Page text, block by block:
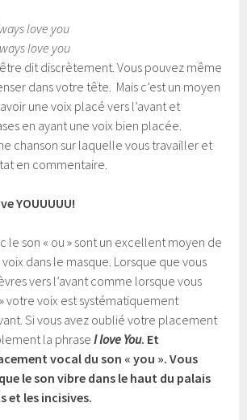
love you
love you
dit discrètement. Vous pouvez même
dans votre tête. Mais c’est un moyen
une voix placé vers l’avant et
en ayant une voix bien placée.
chanson sur laquelle vous travailler et
en commentaire.
YOUUUUU!
le son « ou » sont un excellent moyen de
dans le masque. Lorsque que vous
vers l’avant comme lorsque vous
votre voix est systématiquement
Si vous avez oublié votre placement
la phrase I love You. Et
vocal du son « you ». Vous
le son vibre dans le haut du palais
et les incisives.